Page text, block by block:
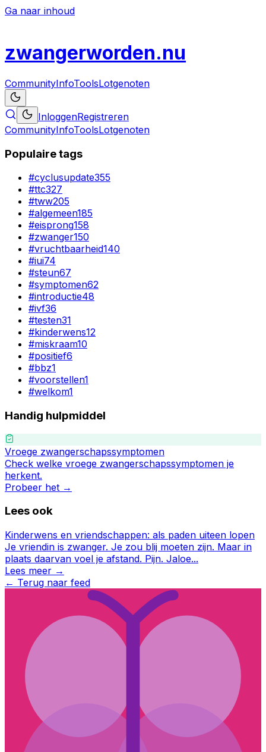
Ga naar inhoud
zwangerworden.nu
CommunityInfoToolsLotgenoten
InloggenRegistreren
CommunityInfoToolsLotgenoten
Populaire tags
#cyclusupdate355
#ttc327
#tww205
#algemeen185
#eisprong158
#zwanger150
#vruchtbaarheid140
#iui74
#steun67
#symptomen62
#introductie48
#ivf36
#testen31
#kinderwens12
#miskraam10
#positief6
#bbz1
#voorstellen1
#welkom1
Handig hulpmiddel
Vroege zwangerschapssymptomen
Check welke vroege zwangerschapssymptomen je
herkent.
Probeer het →
Lees ook
Kinderwens en vriendschappen: als paden uiteen lopen
Je vriendin is zwanger. Je zou blij moeten zijn. Maar in
plaats daarvan voel je afstand. Pijn. Jaloe...
Lees meer →
← Terug naar feed